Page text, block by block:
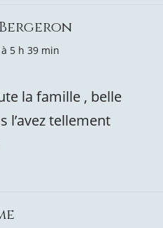
5 h 39 min
la famille , belle
l’avez tellement